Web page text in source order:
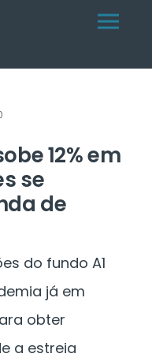
Menu
12% em
se
de
do fundo A1
já em
obter
a estreia